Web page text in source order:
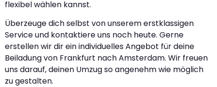
flexibel wählen kannst.
Überzeuge dich selbst von unserem erstklassigen
Service und kontaktiere uns noch heute. Gerne
erstellen wir dir ein individuelles Angebot für deine
Beiladung von Frankfurt nach Amsterdam. Wir freuen
uns darauf, deinen Umzug so angenehm wie möglich
zu gestalten.